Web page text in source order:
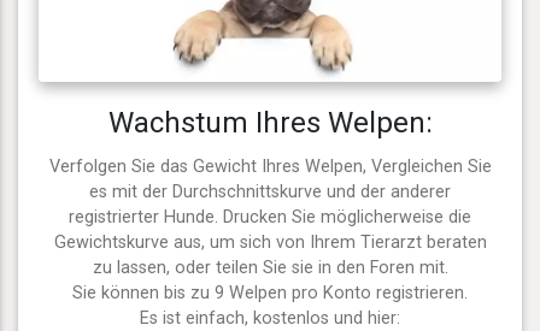
Wachstum Ihres Welpen:
Verfolgen Sie das Gewicht Ihres Welpen, Vergleichen Sie
es mit der Durchschnittskurve und der anderer
registrierter Hunde. Drucken Sie möglicherweise die
Gewichtskurve aus, um sich von Ihrem Tierarzt beraten
zu lassen, oder teilen Sie sie in den Foren mit.
Sie können bis zu 9 Welpen pro Konto registrieren.
Es ist einfach, kostenlos und hier: